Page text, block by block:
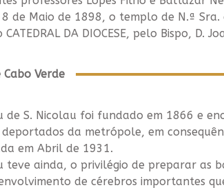
de Maio de 1898, o templo de N.ª Sra.
DA DIOCESE, pelo Bispo, D.
Verde
de S. Nicolau foi fundado em 1866 e
da metrópole, em
em Abril de 1931.
teve ainda, o privilégio de preparar as
de cérebros importantes